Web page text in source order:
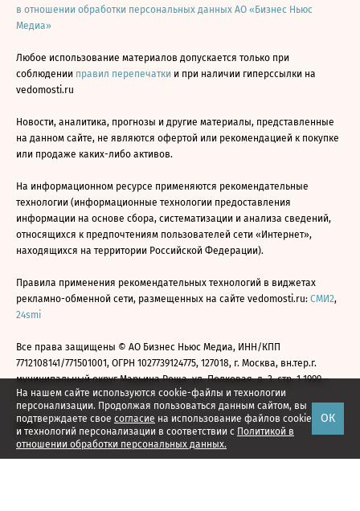
На нашем сайте используются cookie-файлы и технологии
персонализации. Продолжая пользоваться данным сайтом, вы
подтверждаете свое согласие на использование файлов cookie
и технологий персонализации в соответствии с Политикой в
отношении обработки персональных данных.
ОК
в отношении обработки персональных данных АО «Бизнес Ньюс
Медиа»
Любое использование материалов допускается только при
соблюдении правил перепечатки и при наличии гиперссылки на
vedomosti.ru
Новости, аналитика, прогнозы и другие материалы, представленные
на данном сайте, не являются офертой или рекомендацией к покупке
или продаже каких-либо активов.
На информационном ресурсе применяются рекомендательные
технологии (информационные технологии предоставления
информации на основе сбора, систематизации и анализа сведений,
относящихся к предпочтениям пользователей сети «Интернет»,
находящихся на территории Российской Федерации).
Правила применения рекомендательных технологий в виджетах
рекламно-обменной сети, размещенных на сайте vedomosti.ru: СМИ2,
24smi
Все права защищены © АО Бизнес Ньюс Медиа, ИНН/КПП
7712108141/771501001, ОГРН 1027739124775, 127018, г. Москва, вн.тер.г.
муниципальный округ Марьина Роща, ул. Полковая, д. 3, стр. 1 1999—
2026